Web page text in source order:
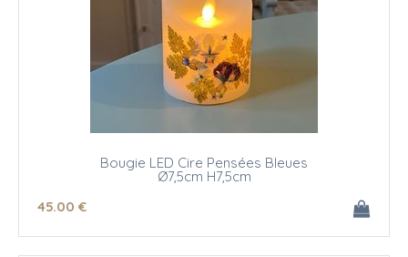
Bougie LED Cire Pensées Bleues
Ø7,5cm H7,5cm
45.00 €